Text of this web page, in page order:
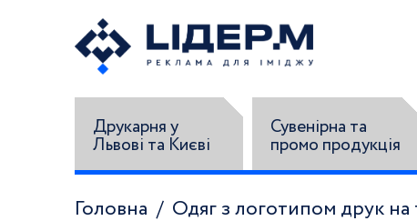
Друкарня у
Львові та Києві
Сувенірна та
промо продукція
Головна Одяг з логотипом друк на